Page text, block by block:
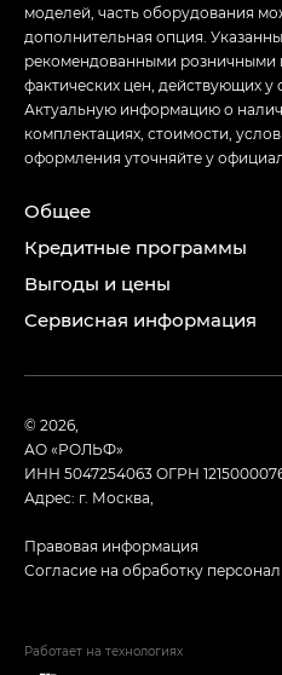
моделей, часть оборудования
дополнительная опция.
рекомендованными розничными
фактических цен, действующих
Актуальную информацию о
комплектациях, стоимости,
оформления уточняйте у
Общее
Кредитные программы
Выгоды и цены
Сервисная информация
© 2026,
АО «РОЛЬФ»
ИНН 5047254063ОГРН
Адрес: г. Москва,
Правовая информация
Согласие на обработку
Работает на технологиях